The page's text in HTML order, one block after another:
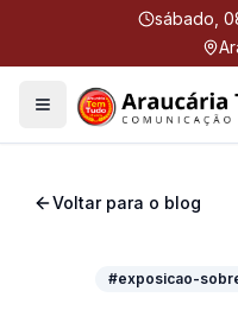
sábado,
Menu
Voltar para o blog
#exposicao-